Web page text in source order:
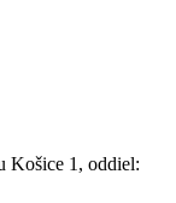
Košice 1, oddiel: